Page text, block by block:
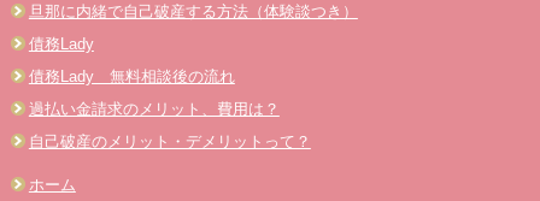
旦那に内緒で自己破産する方法（体験談つき）
債務Lady
債務Lady 無料相談後の流れ
過払い金請求のメリット、費用は？
自己破産のメリット・デメリットって？
ホーム